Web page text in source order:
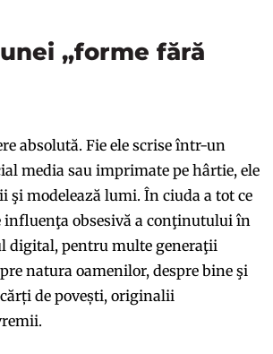
„forme fără
absolută. Fie ele scrise într-un
media sau imprimate pe hârtie, ele
şi modelează lumi. În ciuda a tot ce
influenţa obsesivă a conţinutului în
digital, pentru multe generaţii
natura oamenilor, despre bine şi
de povești, originalii